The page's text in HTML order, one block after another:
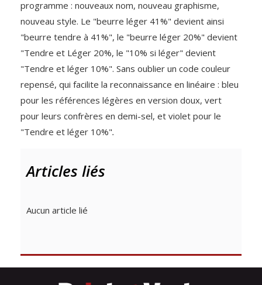
programme : nouveaux nom, nouveau graphisme,
nouveau style. Le "beurre léger 41%" devient ainsi
"beurre tendre à 41%", le "beurre léger 20%" devient
"Tendre et Léger 20%, le "10% si léger" devient
"Tendre et léger 10%". Sans oublier un code couleur
repensé, qui facilite la reconnaissance en linéaire : bleu
pour les références légères en version doux, vert
pour leurs confrères en demi-sel, et violet pour le
"Tendre et léger 10%".
Articles liés
Aucun article lié